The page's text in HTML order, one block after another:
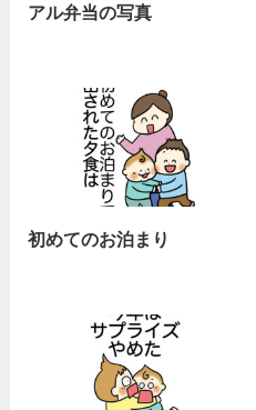
アル弁当の写真
初めてのお泊まり